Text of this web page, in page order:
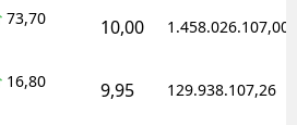
73,70 10,00 1.458.026.107,00
16,80 9,95 129.938.107,26